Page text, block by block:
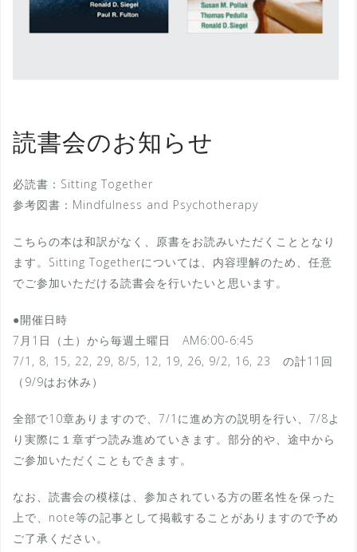
読書会のお知らせ
必読書：Sitting Together
参考図書：Mindfulness and Psychotherapy
こちらの本は和訳がなく、原書をお読みいただくこととなり
ます。Sitting Togetherについては、内容理解のため、任意
でご参加いただける読書会を行いたいと思います。
●開催日時
7月1日（土）から毎週土曜日 AM6:00-6:45
7/1, 8, 15, 22, 29, 8/5, 12, 19, 26, 9/2, 16, 23 の計11回
（9/9はお休み）
全部で10章ありますので、7/1に進め方の説明を行い、7/8よ
り実際に１章ずつ読み進めていきます。部分的や、途中から
ご参加いただくこともできます。
なお、読書会の模様は、参加されている方の匿名性を保った
上で、note等の記事として掲載することがありますので予め
ご了承ください。